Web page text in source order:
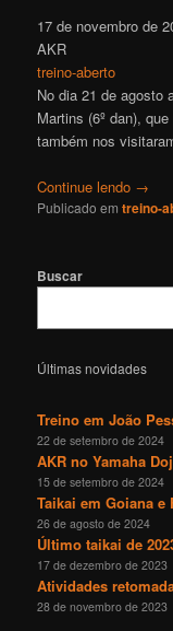
17 de novembro de
AKR
treino-aberto
No dia 21 de agosto
Martins (6º dan),
também nos
Continue lendo →
Publicado em treino-
Buscar
Últimas novidades
Treino em João
22 de setembro de 2024
AKR no Yamaha
15 de setembro de 2024
Taikai em Goiana e
26 de agosto de 2024
Último taikai de
17 de dezembro de 2023
Atividades
28 de novembro de 2023